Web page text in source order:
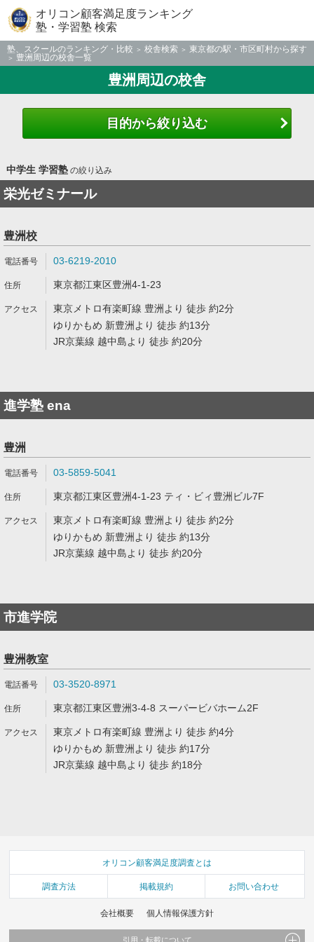
オリコン顧客満足度ランキング
塾・学習塾 検索
塾、スクールのランキング・比較 校舎検索
東京都の駅・市区町村から探す
豊洲周辺の校舎一覧
豊洲周辺の校舎
目的から絞り込む
中学生 学習塾の絞り込み
栄光ゼミナール
豊洲校
03-6219-2010
東京都江東区豊洲4-1-23
東京メトロ有楽町線 豊洲より 徒歩 約2分
ゆりかもめ 新豊洲より 徒歩 約13分
JR京葉線 越中島より 徒歩 約20分
進学塾 ena
豊洲
03-5859-5041
東京都江東区豊洲4-1-23 ティ・ビィ豊洲ビル7F
東京メトロ有楽町線 豊洲より 徒歩 約2分
ゆりかもめ 新豊洲より 徒歩 約13分
JR京葉線 越中島より 徒歩 約20分
市進学院
豊洲教室
03-3520-8971
東京都江東区豊洲3-4-8 スーパービバホーム2F
東京メトロ有楽町線 豊洲より 徒歩 約4分
ゆりかもめ 新豊洲より 徒歩 約17分
JR京葉線 越中島より 徒歩 約18分
オリコン顧客満足度調査とは
調査方法 掲載規約 お問い合わせ
会社概要 個人情報保護方針
引用・転載について